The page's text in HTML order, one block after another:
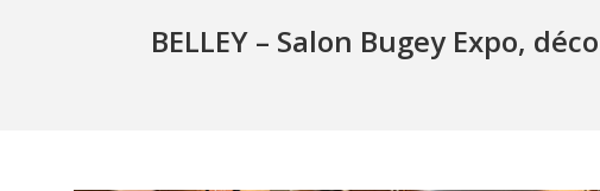
BELLEY – Salon Bugey Expo,